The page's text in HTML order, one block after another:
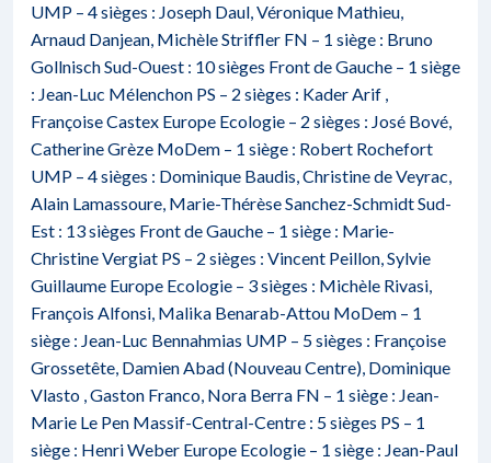
UMP – 4 sièges : Joseph Daul, Véronique Mathieu,
Arnaud Danjean, Michèle Striffler FN – 1 siège : Bruno
Gollnisch Sud-Ouest : 10 sièges Front de Gauche – 1 siège
: Jean-Luc Mélenchon PS – 2 sièges : Kader Arif ,
Françoise Castex Europe Ecologie – 2 sièges : José Bové,
Catherine Grèze MoDem – 1 siège : Robert Rochefort
UMP – 4 sièges : Dominique Baudis, Christine de Veyrac,
Alain Lamassoure, Marie-Thérèse Sanchez-Schmidt Sud-
Est : 13 sièges Front de Gauche – 1 siège : Marie-
Christine Vergiat PS – 2 sièges : Vincent Peillon, Sylvie
Guillaume Europe Ecologie – 3 sièges : Michèle Rivasi,
François Alfonsi, Malika Benarab-Attou MoDem – 1
siège : Jean-Luc Bennahmias UMP – 5 sièges : Françoise
Grossetête, Damien Abad (Nouveau Centre), Dominique
Vlasto , Gaston Franco, Nora Berra FN – 1 siège : Jean-
Marie Le Pen Massif-Central-Centre : 5 sièges PS – 1
siège : Henri Weber Europe Ecologie – 1 siège : Jean-Paul